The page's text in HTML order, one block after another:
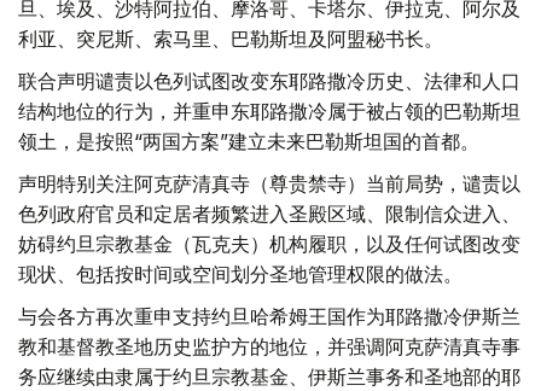
旦、埃及、沙特阿拉伯、摩洛哥、卡塔尔、伊拉克、阿尔及
利亚、突尼斯、索马里、巴勒斯坦及阿盟秘书长。
联合声明谴责以色列试图改变东耶路撒冷历史、法律和人口
结构地位的行为，并重申东耶路撒冷属于被占领的巴勒斯坦
领土，是按照“两国方案”建立未来巴勒斯坦国的首都。
声明特别关注阿克萨清真寺（尊贵禁寺）当前局势，谴责以
色列政府官员和定居者频繁进入圣殿区域、限制信众进入、
妨碍约旦宗教基金（瓦克夫）机构履职，以及任何试图改变
现状、包括按时间或空间划分圣地管理权限的做法。
与会各方再次重申支持约旦哈希姆王国作为耶路撒冷伊斯兰
教和基督教圣地历史监护方的地位，并强调阿克萨清真寺事
务应继续由隶属于约旦宗教基金、伊斯兰事务和圣地部的耶